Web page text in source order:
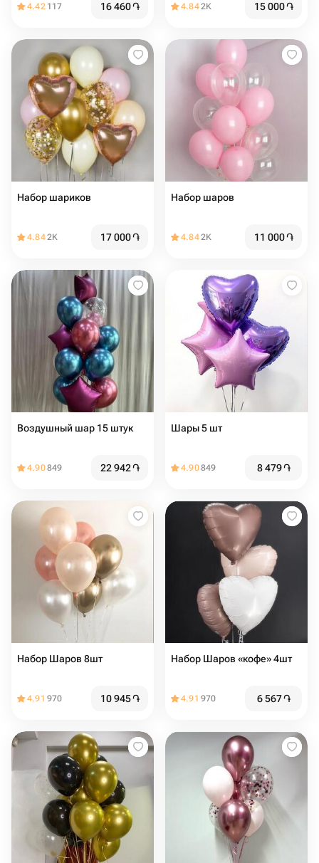
УРОВЕНЬ
4.42 117 16 460֏ 4.842K 15 000֏
Набор шариков
4.842K 17 000֏
Набор шаров
4.842K 11 000֏
Воздушный шар 15 штук
4.90849 22 942֏
Шары 5 шт
4.90849 8 479֏
Набор Шаров 8шт
4.91 970 10 945֏
Набор Шаров «кофе» 4шт
4.91 970 6 567֏